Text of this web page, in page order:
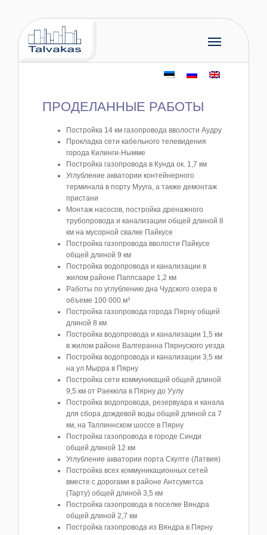
ПРОДЕЛАННЫЕ РАБОТЫ
Постройка 14 км газопровода вволости Аудру
Прокладка сети кабельного телевидения
города Килинги-Нымме
Постройка газопровода в Кунда ок. 1,7 км
Углубление акватории контейнерного
терминала в порту Мууга, а также демонтаж
пристани
Монтаж насосов, постройка дренажного
трубопровода и канализации общей длиной 8
км на мусорной свалке Пайкусе
Постройка газопровода вволости Пайкусе
общей длиной 9 км
Постройка водопровода и канализации в
жилом районе Паппсааре 1,2 км
Работы по углублению дна Чудского озера в
объеме 100 000 м³
Постройка газопровода города Пярну общей
длиной 8 км
Постройка водопровода и канализации 1,5 км
в жилом районе Валгеранна Пярнуского уезда
Постройка водопровода и канализации 3,5 км
на ул Мырра в Пярну
Постройка сети коммуникаций общей длиной
9,5 км от Раекюла в Пярну до Уулу
Постройка водопровода, резервуара и канала
для сбора дождевой воды общей длиной ca 7
км, на Таллиннском шоссе в Пярну
Постройка газопровода в городе Синди
общей длиной 12 км
Углубление акватории порта Скулте (Латвия)
Постройка всех коммуникационных сетей
вместе с дорогами в районе Антсуметса
(Тарту) общей длиной 3,5 км
Постройка газопровода в поселке Вяндра
общей длиной 2,7 км
Постройка газопровода из Вяндра в Пярну